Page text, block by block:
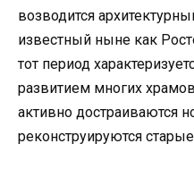
возводится
известный ныне как
тот период
развитием многих
активно достраиваются
реконструируются